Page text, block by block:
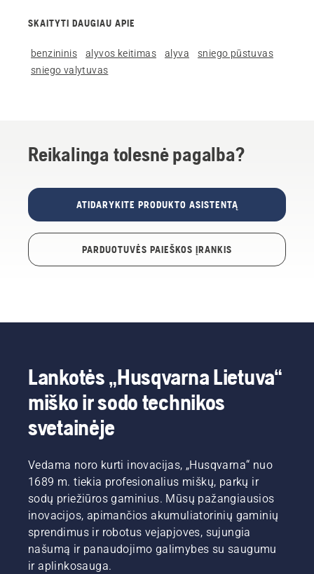
SKAITYTI DAUGIAU APIE
benzininis alyvos keitimas alyva
sniego pūstuvas
sniego valytuvas
Reikalinga tolesnė pagalba?
ATIDARYKITE PRODUKTO ASISTENTĄ
PARDUOTUVĖS PAIEŠKOS ĮRANKIS
Lankotės „Husqvarna Lietuva“
miško ir sodo technikos
svetainėje
Vedama noro kurti inovacijas, „Husqvarna“ nuo
1689 m. tiekia profesionalius miškų, parkų ir
sodų priežiūros gaminius. Mūsų pažangiausios
inovacijos, apimančios akumuliatorinių gaminių
sprendimus ir robotus vejapjoves, sujungia
našumą ir panaudojimo galimybes su saugumu
ir aplinkosauga.